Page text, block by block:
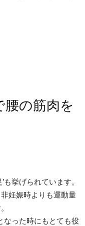
の筋肉を
も挙げられています。
妊娠時よりも運動量
なった時にもとても役